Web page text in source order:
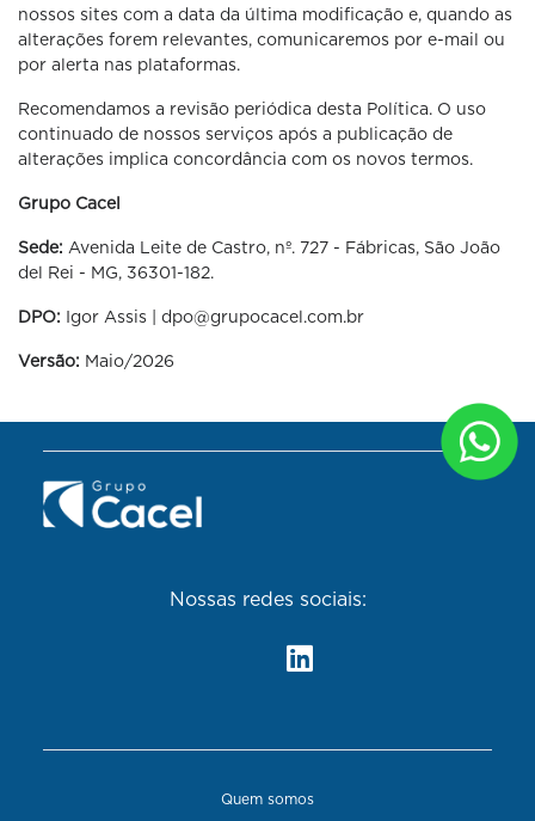
nossos sites com a data da última modificação e, quando as
alterações forem relevantes, comunicaremos por e-mail ou
por alerta nas plataformas.
Recomendamos a revisão periódica desta Política. O uso
continuado de nossos serviços após a publicação de
alterações implica concordância com os novos termos.
Grupo Cacel
Sede: Avenida Leite de Castro, nº. 727 - Fábricas, São João
del Rei - MG, 36301-182.
DPO: Igor Assis | dpo@grupocacel.com.br
Versão: Maio/2026
Nossas redes sociais:
Quem somos